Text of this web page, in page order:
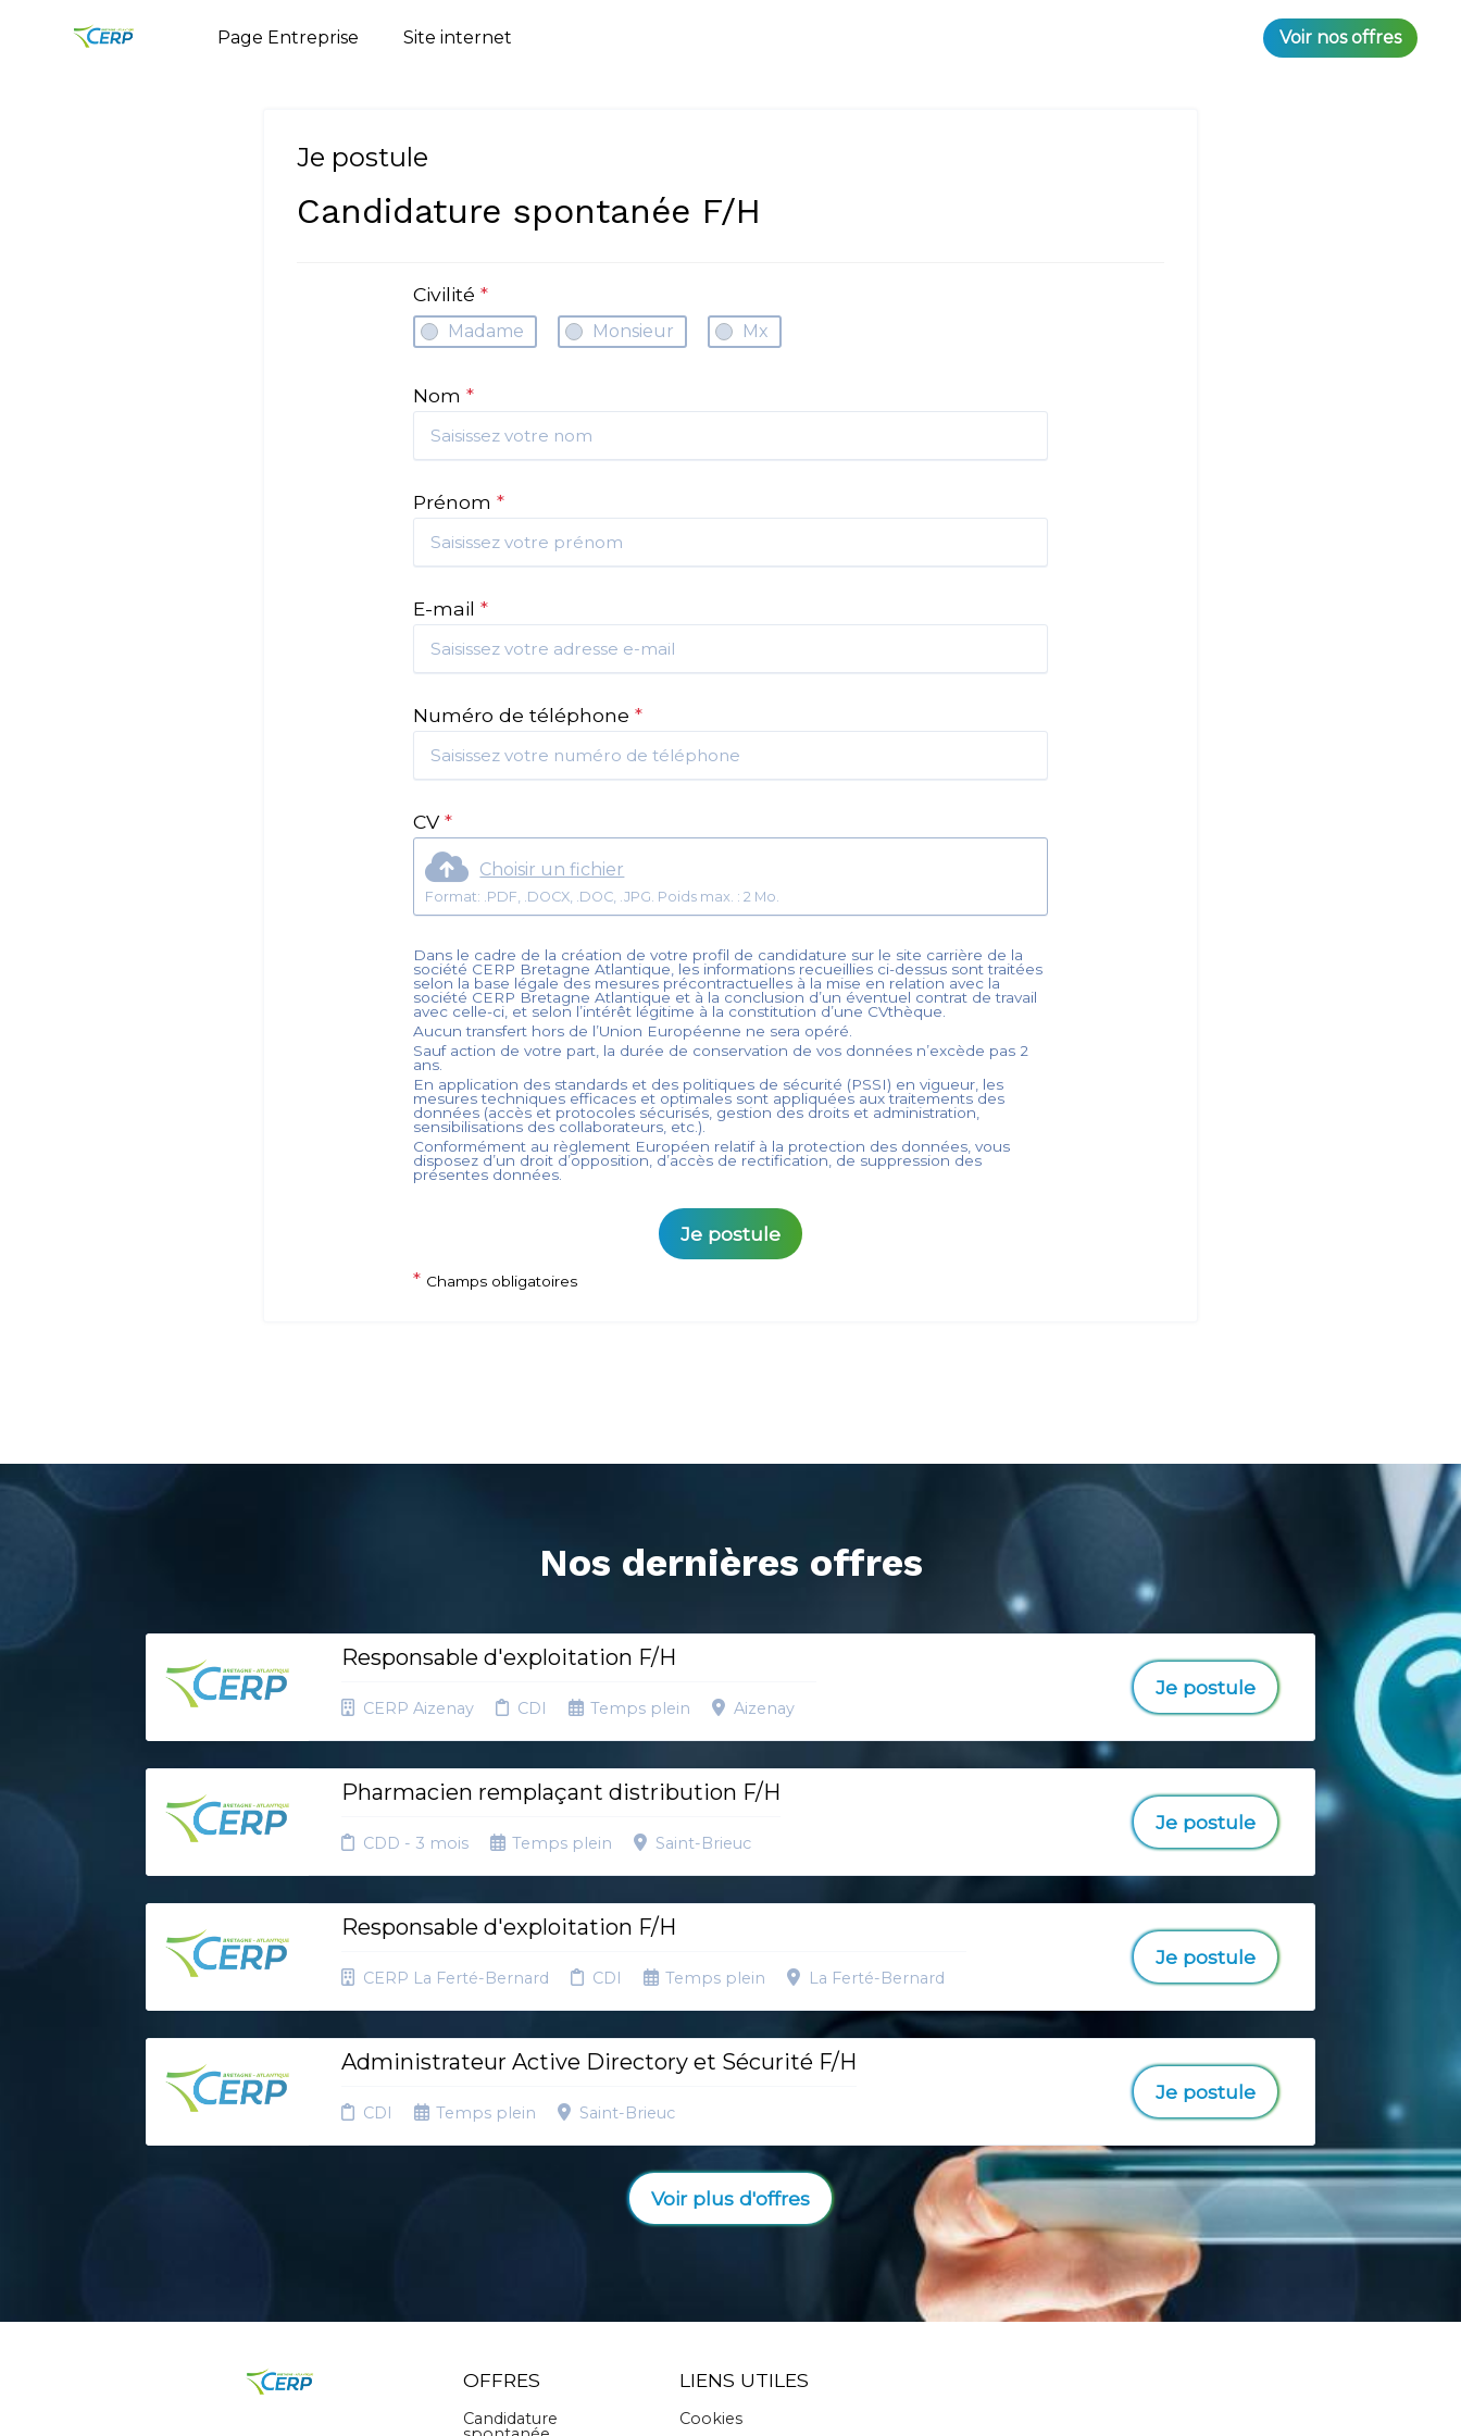
Page Entreprise Site internet Voir nos offres
Je postule
Candidature spontanée F/H
Civilité*
Madame Monsieur Mx
Nom*
Prénom*
E-mail*
Numéro de téléphone*
CV*
Choisir un fichier
Format: .PDF, .DOCX, .DOC, .JPG. Poids max. : 2 Mo.
Dans le cadre de la création de votre profil de candidature sur le site carrière de la
société CERP Bretagne Atlantique , les informations recueillies ci-dessus sont traitées
selon la base légale des mesures précontractuelles à la mise en relation avec la
société CERP Bretagne Atlantique et à la conclusion d’un éventuel contrat de travail
avec celle-ci, et selon l’intérêt légitime à la constitution d’une CVthèque.
Aucun transfert hors de l’Union Européenne ne sera opéré.
Sauf action de votre part, la durée de conservation de vos données n’excède pas 2
ans.
En application des standards et des politiques de sécurité (PSSI) en vigueur, les
mesures techniques efficaces et optimales sont appliquées aux traitements des
données (accès et protocoles sécurisés, gestion des droits et administration,
sensibilisations des collaborateurs, etc.).
Conformément au règlement Européen relatif à la protection des données, vous
disposez d’un droit d’opposition, d’accès de rectification, de suppression des
présentes données.
Je postule
* Champs obligatoires
Nos dernières offres
Responsable d'exploitation F/H
CERP Aizenay CDI Temps plein Aizenay
Je postule
Pharmacien remplaçant distribution F/H
CDD - 3 mois Temps plein Saint-Brieuc
Je postule
Responsable d'exploitation F/H
CERP La Ferté-Bernard CDI Temps plein La Ferté-Bernard
Je postule
Administrateur Active Directory et Sécurité F/H
CDI Temps plein Saint-Brieuc
Je postule
Voir plus d'offres
OFFRES
Candidature
LIENS UTILES
Cookies